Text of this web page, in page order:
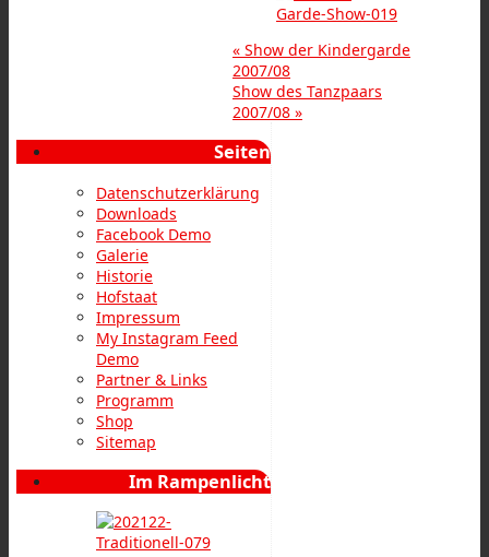
« Show der Kindergarde
2007/08
Show des Tanzpaars
2007/08 »
Seiten
Datenschutzerklärung
Downloads
Facebook Demo
Galerie
Historie
Hofstaat
Impressum
My Instagram Feed
Demo
Partner & Links
Programm
Shop
Sitemap
Im Rampenlicht